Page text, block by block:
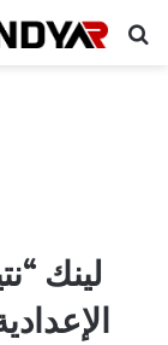
بحث عن
لينك